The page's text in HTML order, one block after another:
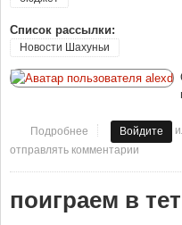
Список рассылки:
Новости Шахуньи
Подробнее о Шахунья будет
дефицит бюджета.
Войдите
отправлять комментарии
поиграем в